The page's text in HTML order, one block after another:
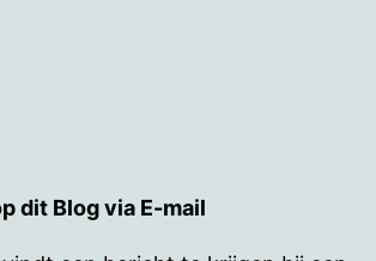
dit Blog via E-mail